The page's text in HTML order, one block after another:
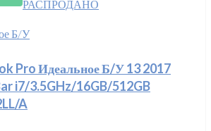
РАСПРОДАНО
Б/У
Pro Идеальное Б/У 13 2017
i7/3.5GHz/16GB/512GB
A